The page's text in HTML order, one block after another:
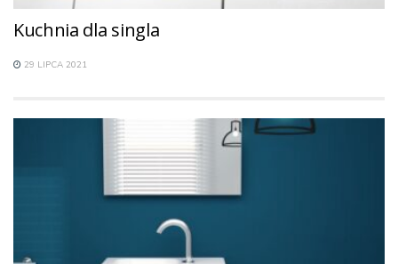
Kuchnia dla singla
29 LIPCA 2021